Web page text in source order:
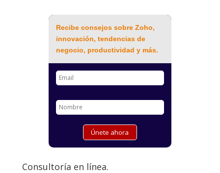
Recibe consejos sobre Zoho,
innovación, tendencias de
negocio, productividad y más.
Consultoría en línea.